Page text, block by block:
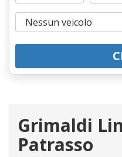
Grimaldi
Patrasso